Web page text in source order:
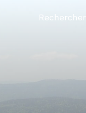
Rechercher